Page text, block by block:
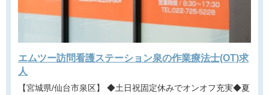
エムツー訪問看護ステーション泉の作業療法士(OT)求
人
【宮城県/仙台市泉区】 ◆土日祝固定休みでオンオフ充実◆夏